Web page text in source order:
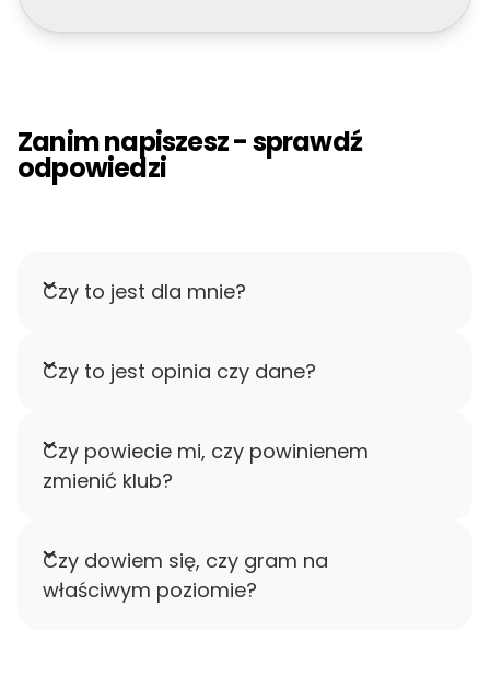
Zanim napiszesz - sprawdź
odpowiedzi
Czy to jest dla mnie?
Czy to jest opinia czy dane?
Czy powiecie mi, czy powinienem
zmienić klub?
Czy dowiem się, czy gram na
właściwym poziomie?